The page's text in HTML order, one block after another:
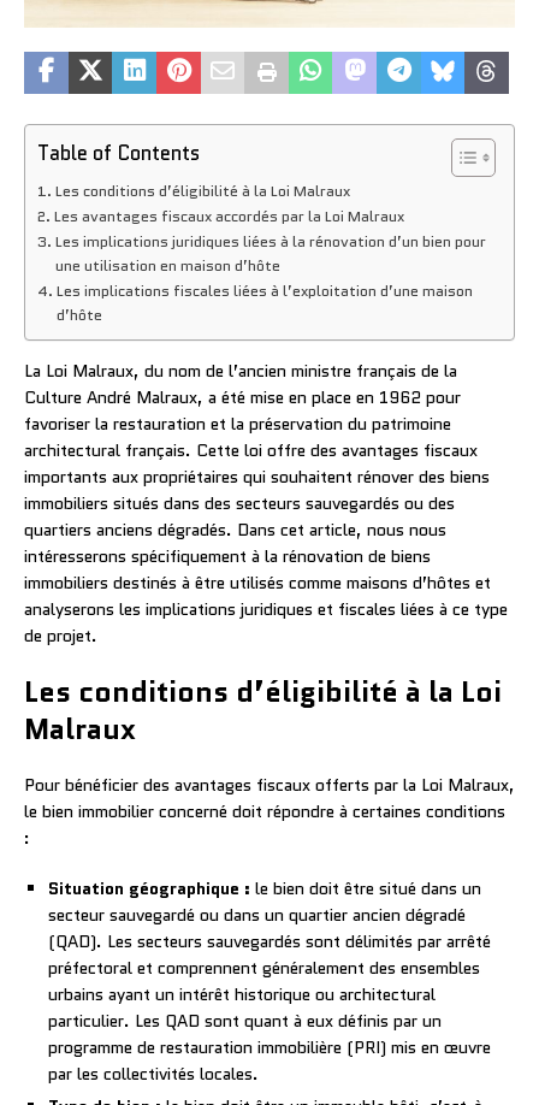
Table of Contents
Les conditions d’éligibilité à la Loi Malraux
Les avantages fiscaux accordés par la Loi Malraux
Les implications juridiques liées à la rénovation d’un bien pour
une utilisation en maison d’hôte
Les implications fiscales liées à l’exploitation d’une maison
d’hôte
La Loi Malraux, du nom de l’ancien ministre français de la
Culture André Malraux, a été mise en place en 1962 pour
favoriser la restauration et la préservation du patrimoine
architectural français. Cette loi offre des avantages fiscaux
importants aux propriétaires qui souhaitent rénover des biens
immobiliers situés dans des secteurs sauvegardés ou des
quartiers anciens dégradés. Dans cet article, nous nous
intéresserons spécifiquement à la rénovation de biens
immobiliers destinés à être utilisés comme maisons d’hôtes et
analyserons les implications juridiques et fiscales liées à ce type
de projet.
Les conditions d’éligibilité à la Loi
Malraux
Pour bénéficier des avantages fiscaux offerts par la Loi Malraux,
le bien immobilier concerné doit répondre à certaines conditions
:
Situation géographique : le bien doit être situé dans un
secteur sauvegardé ou dans un quartier ancien dégradé
(QAD). Les secteurs sauvegardés sont délimités par arrêté
préfectoral et comprennent généralement des ensembles
urbains ayant un intérêt historique ou architectural
particulier. Les QAD sont quant à eux définis par un
programme de restauration immobilière (PRI) mis en œuvre
par les collectivités locales.